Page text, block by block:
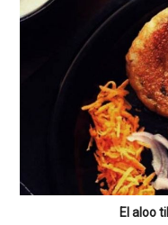
El aloo